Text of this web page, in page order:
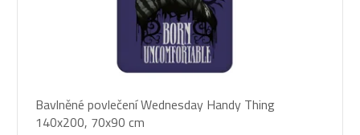
Bavlněné povlečení Wednesday Handy Thing
140x200, 70x90 cm